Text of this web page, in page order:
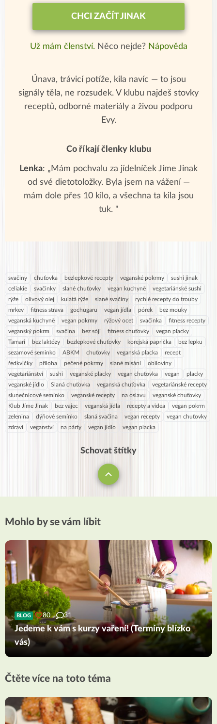
CHCI ZAČÍT JINAK
Už mám členství. Něco nejde? Nápověda
Únava, trávicí potíže, kila navíc — to jsou
signály těla, ne rozsudek. V klubu najdeš stovky
receptů, odborné materiály a živou podporu
Evy.
Co říkají členky klubu
Lenka: „Mám pochvalu za jídelníček Jíme Jinak
od své dietotoložky. Byla jsem na vážení —
mám dole přes 10 kilo, a všechna ta kila jsou
tuk. "
svačiny chuťovka bezlepkové recepty veganské pokrmy
sushi jinak
celiakie
svačinky slané chuťovky vegan kuchyně
vegetariánské sushi
rýže
olivový olej kulatá rýže slané svačiny
rychlé recepty do trouby
mrkev
fitness strava gochugaru vegan jídla pórek
bez mouky
veganská kuchyně
vegan pokrmy rýžový ocet svačinka
fitness recepty
veganský pokrm
svačina bez sóji fitness chuťovky
vegan placky
Tamari
bez laktózy bezlepkové chuťovky korejská paprička
bez lepku
sezamové seminko
ABKM chuťovky veganská placka
recept
ředkvičky
příloha pečené pokrmy slané mlsání
obiloviny
vegetariánství
sushi veganské placky vegan chuťovka vegan
placky
veganské jídlo
Slaná chuťovka veganská chuťovka
vegetariánské recepty
slunečnicové semínko
veganské recepty na oslavu
veganské chuťovky
Klub Jíme Jinak
bez vajec veganská jídla recepty a videa
vegan pokrm
zelenina
dýňové semínko slaná svačina vegan recepty
vegan chuťovky
zdraví
veganství na párty vegan jídlo vegan placka
Schovat štítky
Mohlo by se vám líbit
BLOG 80 31
Jedeme k vám s kurzy vaření! (Termíny blízko
vás)
Čtěte více na toto téma